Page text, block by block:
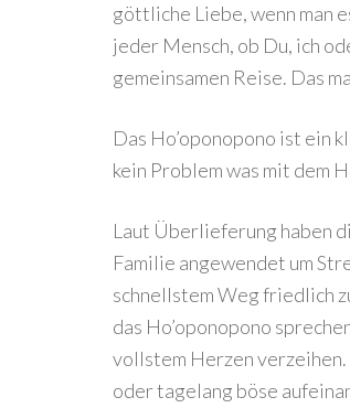
göttliche Liebe, wenn man
jeder Mensch, ob Du, ich
gemeinsamen Reise. Das
Das Ho’oponopono ist ein
kein Problem was mit dem
Laut Überlieferung haben
Familie angewendet um
schnellstem Weg friedlich
das Ho’oponopono
vollstem Herzen
oder tagelang böse